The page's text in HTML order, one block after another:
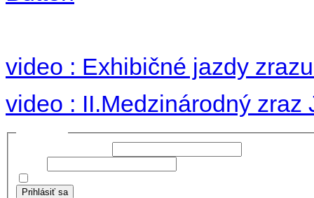
video : Exhibičné jazdy
video : II.Medzinárodný zraz
Prihlásiť sa